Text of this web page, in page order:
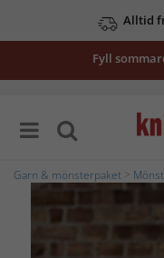
Alltid
Fyll
Garn & mönsterpaket